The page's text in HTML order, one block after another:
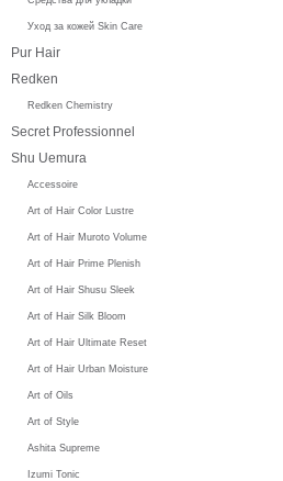
Уход за кожей Skin Care
Pur Hair
Redken
Redken Chemistry
Secret Professionnel
Shu Uemura
Accessoire
Art of Hair Color Lustre
Art of Hair Muroto Volume
Art of Hair Prime Plenish
Art of Hair Shusu Sleek
Art of Hair Silk Bloom
Art of Hair Ultimate Reset
Art of Hair Urban Moisture
Art of Oils
Art of Style
Ashita Supreme
Izumi Tonic